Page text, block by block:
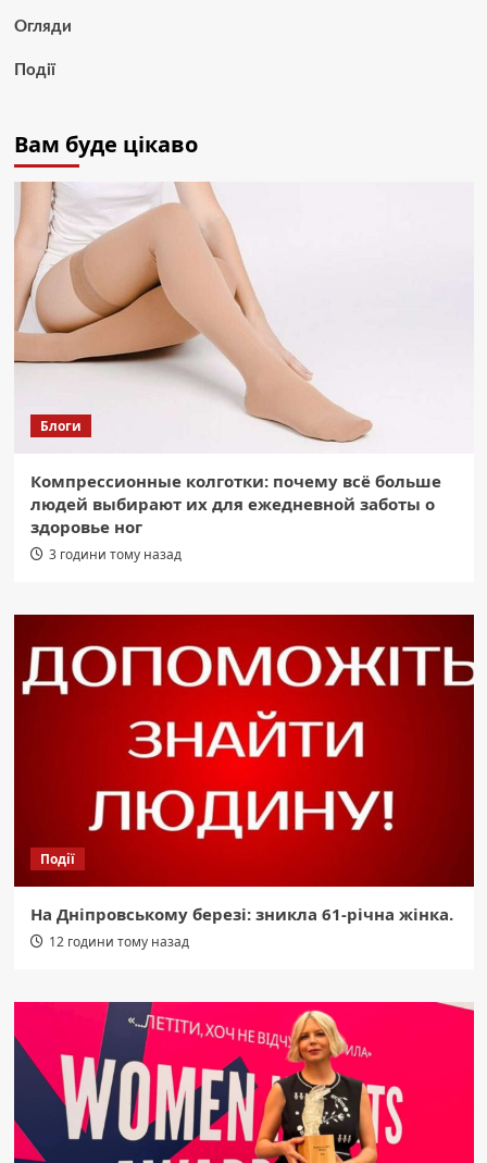
Огляди
Події
Вам буде цікаво
Блоги
Компрессионные колготки: почему всё больше
людей выбирают их для ежедневной заботы о
здоровье ног
3 години тому назад
Події
На Дніпровському березі: зникла 61-річна жінка.
12 години тому назад